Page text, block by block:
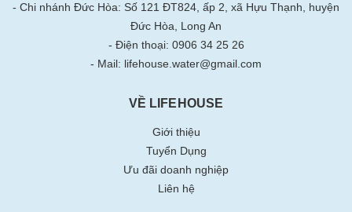
- Chi nhánh Đức Hòa: Số 121 ĐT824, ấp 2, xã Hựu Thạnh, huyện
Đức Hòa, Long An
- Điện thoại: 0906 34 25 26
- Mail: lifehouse.water@gmail.com
VỀ LIFEHOUSE
Giới thiệu
Tuyển Dụng
Ưu đãi doanh nghiệp
Liên hệ